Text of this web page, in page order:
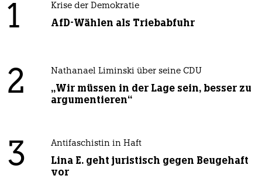
1 Krise der Demokratie
AfD-Wählen als Triebabfuhr
2 Nathanael Liminski über seine CDU
„Wir müssen in der Lage sein, besser zu
argumentieren“
3 Antifaschistin in Haft
Lina E. geht juristisch gegen Beugehaft
vor